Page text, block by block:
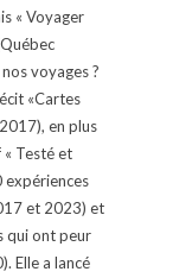
« Voyager
voyages ?
«Cartes
en plus
Testé et
expériences
et 2023) et
qui ont peur
Elle a lancé